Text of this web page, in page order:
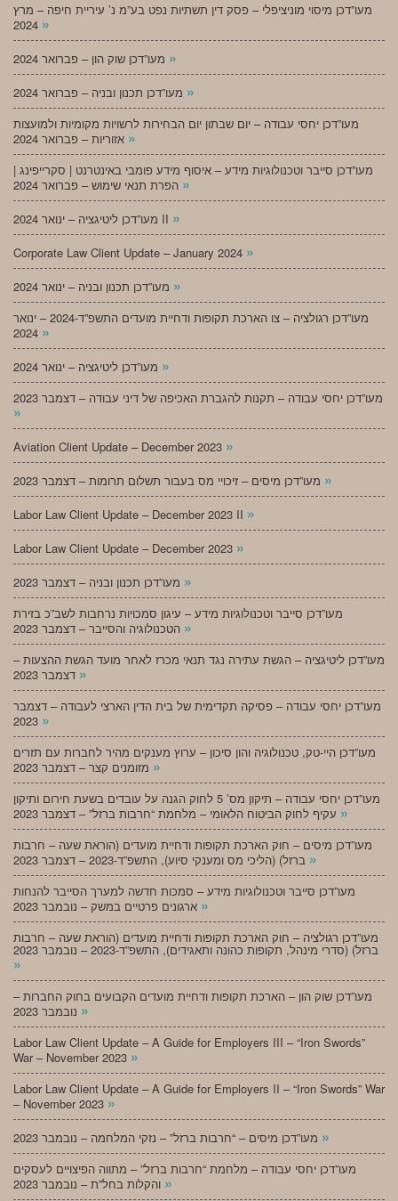
מעו”דכן מיסוי מוניציפלי – פסק דין תשתיות נפט בע”מ נ’ עיריית חיפה – מרץ
»
»
»
מעו”דכן יחסי עבודה – יום שבתון יום הבחירות לרשויות מקומיות ולמועצות
»
מעו”דכן סייבר וטכנולוגיות מידע – איסוף מידע פומבי באינטרנט | סקרייפינג |
»
מעו”דכן ליטיגציה – ינואר 2024 II »
Corporate Law Client Update – January 2024 »
»
מעו”דכן רגולציה – צו הארכת תקופות ודחיית מועדים התשפ”ד-2024 – ינואר
»
»
מעו”דכן יחסי עבודה – תקנות להגברת האכיפה של דיני עבודה – דצמבר 2023
»
Aviation Client Update – December 2023 »
»
Labor Law Client Update – December 2023 II »
Labor Law Client Update – December 2023 »
»
מעו”דכן סייבר וטכנולוגיות מידע – עיגון סמכויות נרחבות לשב”כ בזירת
»
מעו”דכן ליטיגציה – הגשת עתירה נגד תנאי מכרז לאחר מועד הגשת ההצעות –
»
מעו”דכן יחסי עבודה – פסיקה תקדימית של בית הדין הארצי לעבודה – דצמבר
»
מעו”דכן היי-טק, טכנולוגיה והון סיכון – ערוץ מענקים מהיר לחברות עם תזרים
»
מעו”דכן יחסי עבודה – תיקון מס’ 5 לחוק הגנה על עובדים בשעת חירום ותיקון
»
מעו”דכן מיסים – חוק הארכת תקופות ודחיית מועדים (הוראת שעה – חרבות
»
מעו”דכן סייבר וטכנולוגיות מידע – סמכות חדשה למערך הסייבר להנחות
»
מעו”דכן רגולציה – חוק הארכת תקופות ודחיית מועדים (הוראת שעה – חרבות
ברזל) (סדרי מינהל, תקופות כהונה ותאגידים), התשפ”ד-2023 – נובמבר 2023
»
מעו”דכן שוק הון – הארכת תקופות ודחיית מועדים הקבועים בחוק החברות –
»
Labor Law Client Update – A Guide for Employers III – “Iron Swords”
War – November 2023 »
Labor Law Client Update – A Guide for Employers II – “Iron Swords” War
– November 2023 »
»
מעו”דכן יחסי עבודה – מלחמת “חרבות ברזל” – מתווה הפיצויים לעסקים
»